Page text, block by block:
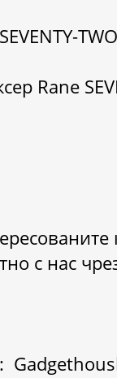
Rane
с нас